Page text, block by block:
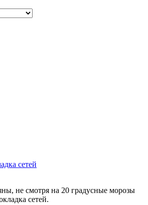
сетей
не смотря на 20 градусные морозы
сетей.